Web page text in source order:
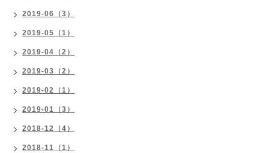
2019-06（3）
2019-05（1）
2019-04（2）
2019-03（2）
2019-02（1）
2019-01（3）
2018-12（4）
2018-11（1）